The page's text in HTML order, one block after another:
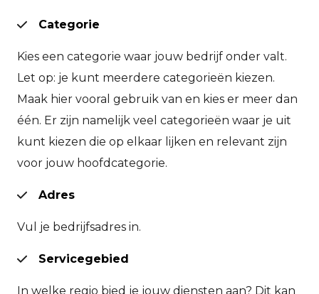
Categorie
Kies een categorie waar jouw bedrijf onder valt.
Let op: je kunt meerdere categorieën kiezen.
Maak hier vooral gebruik van en kies er meer dan
één. Er zijn namelijk veel categorieën waar je uit
kunt kiezen die op elkaar lijken en relevant zijn
voor jouw hoofdcategorie.
Adres
Vul je bedrijfsadres in.
Servicegebied
In welke regio bied je jouw diensten aan? Dit kan